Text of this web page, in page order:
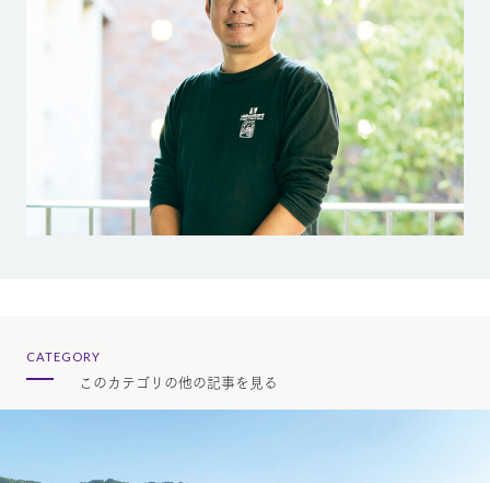
CATEGORY
このカテゴリの他の記事を見る